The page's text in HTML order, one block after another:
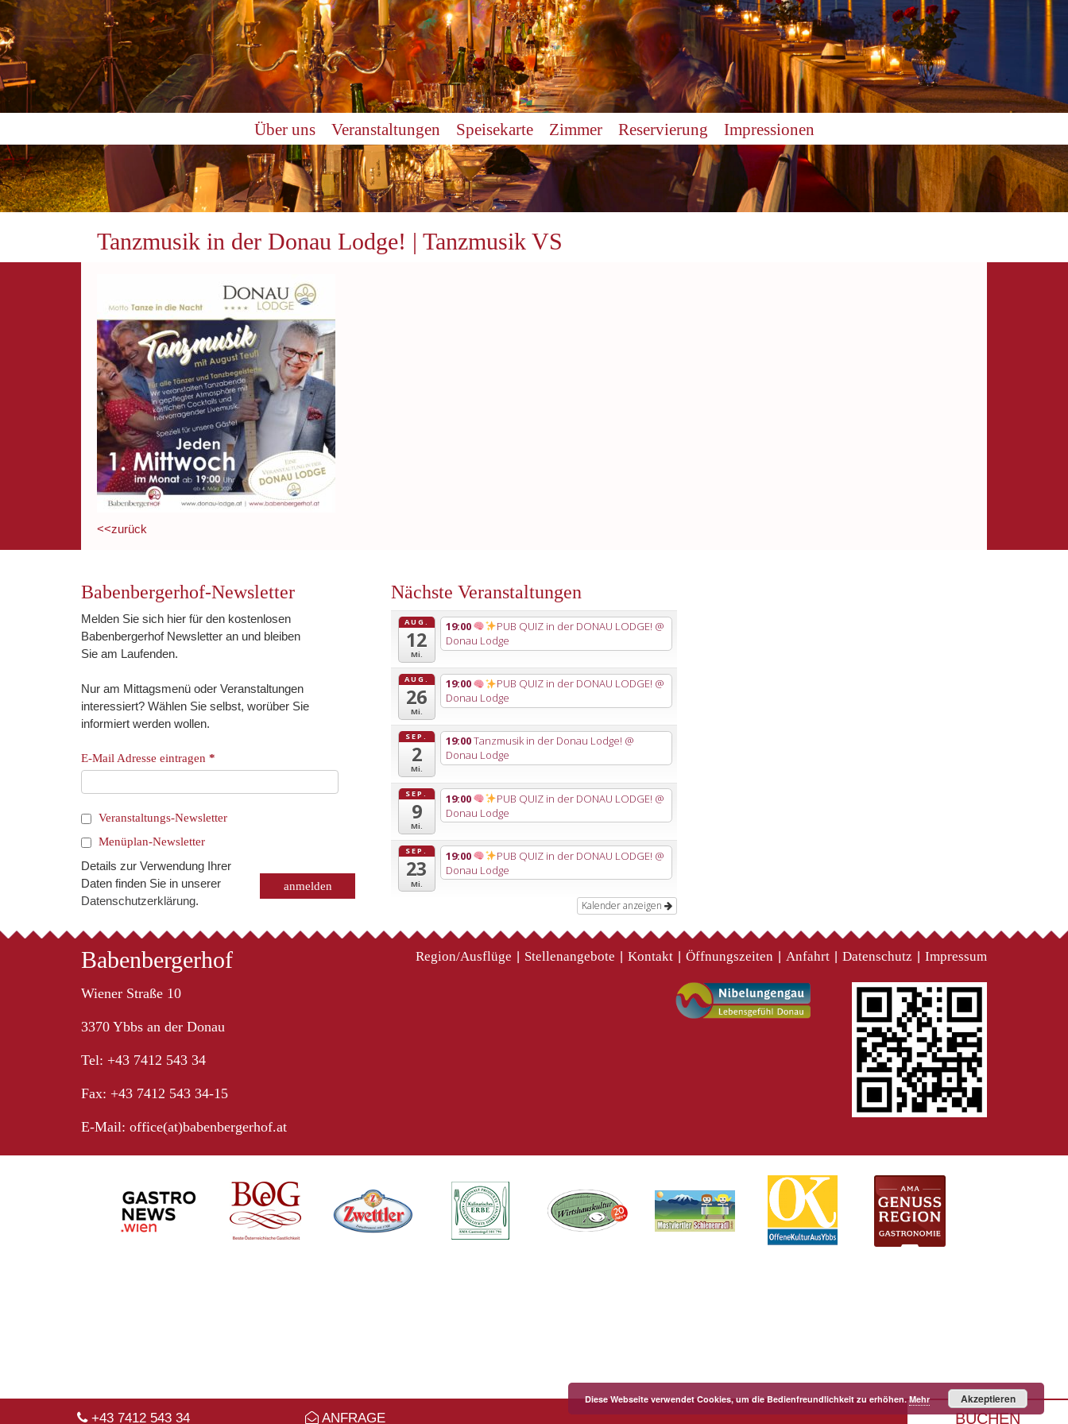
+43 7412 543 34 ANFRAGE BUCHEN
Über uns Veranstaltungen Speisekarte Zimmer Reservierung Impressionen
Tanzmusik in der Donau Lodge! | Tanzmusik VS
<<zurück
Babenbergerhof-Newsletter
Melden Sie sich hier für den kostenlosen
Babenbergerhof Newsletter an und bleiben
Sie am Laufenden.
Nur am Mittagsmenü oder Veranstaltungen
interessiert? Wählen Sie selbst, worüber Sie
informiert werden wollen.
E-Mail Adresse eintragen *
Veranstaltungs-Newsletter
Menüplan-Newsletter
Details zur Verwendung Ihrer
Daten finden Sie in unserer
Datenschutzerklärung.
Nächste Veranstaltungen
AUG.
12
Mi.
19:00 PUB QUIZ in der DONAU LODGE! @
Donau Lodge
AUG.
26
Mi.
19:00 PUB QUIZ in der DONAU LODGE! @
Donau Lodge
SEP.
2
Mi.
19:00Tanzmusik in der Donau Lodge! @
Donau Lodge
SEP.
9
Mi.
19:00 PUB QUIZ in der DONAU LODGE! @
Donau Lodge
SEP.
23
Mi.
19:00 PUB QUIZ in der DONAU LODGE! @
Donau Lodge
Kalender anzeigen
Babenbergerhof
Wiener Straße 10
3370 Ybbs an der Donau
Tel: +43 7412 543 34
Fax: +43 7412 543 34-15
E-Mail: office(at)babenbergerhof.at
Region/Ausflüge Stellenangebote Kontakt Öffnungszeiten Anfahrt Datenschutz Impressum
Diese Webseite verwendet Cookies, um die Bedienfreundlichkeit zu erhöhen.Mehr Akzeptieren